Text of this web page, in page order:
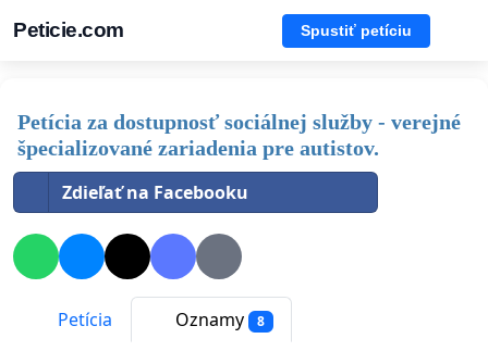
Peticie.com Spustiť petíciu
Petícia za dostupnosť sociálnej služby - verejné
špecializované zariadenia pre autistov.
Zdieľať na Facebooku
Petícia Oznamy 8